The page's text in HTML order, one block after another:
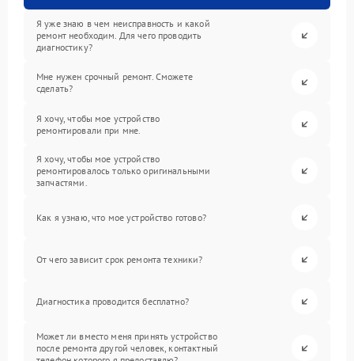
Я уже знаю в чем неисправность и какой
ремонт необходим. Для чего проводить
диагностику?
Мне нужен срочный ремонт. Сможете
сделать?
Я хочу, чтобы мое устройство
ремонтировали при мне.
Я хочу, чтобы мое устройство
ремонтировалось только оригинальными
запчастями.
Как я узнаю, что мое устройство готово?
От чего зависит срок ремонта техники?
Диагностика проводится бесплатно?
Может ли вместо меня принять устройство
после ремонта другой человек, контактный